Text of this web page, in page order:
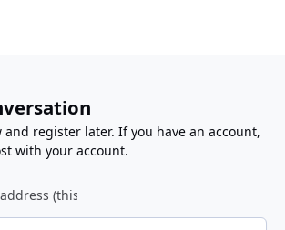
and register later. If you have an account,
with your account.